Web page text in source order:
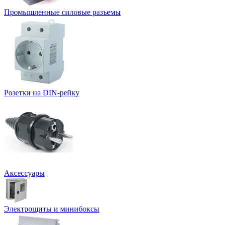
Промышленные силовые разъемы
Розетки на DIN-рейку
Аксессуары
Электрощиты и минибоксы